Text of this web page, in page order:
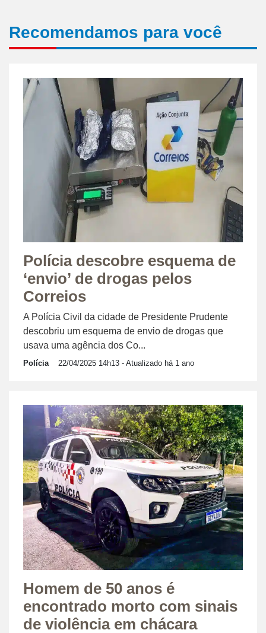
Recomendamos para você
Polícia descobre esquema de
‘envio’ de drogas pelos
Correios
A Polícia Civil da cidade de Presidente Prudente
descobriu um esquema de envio de drogas que
usava uma agência dos Co...
Polícia 22/04/2025 14h13 - Atualizado há 1 ano
Homem de 50 anos é
encontrado morto com sinais
de violência em chácara